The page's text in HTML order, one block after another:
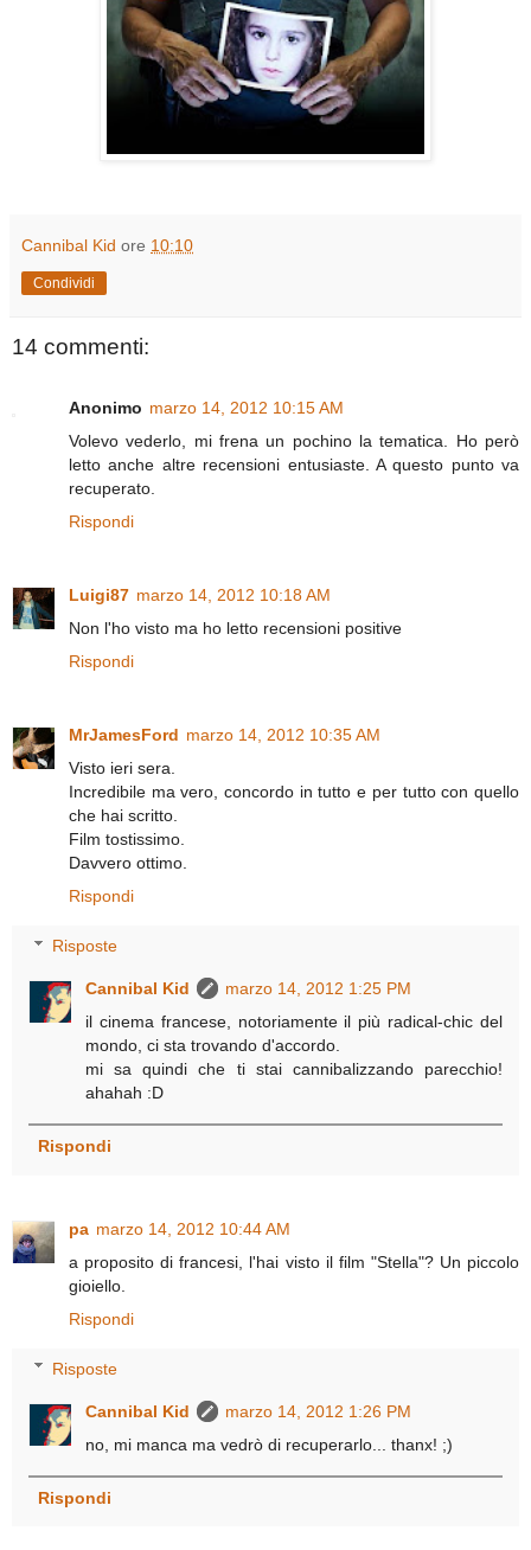
Cannibal Kid ore 10:10
Condividi
14 commenti:
Anonimo marzo 14, 2012 10:15 AM
Volevo vederlo, mi frena un pochino la tematica. Ho però
letto anche altre recensioni entusiaste. A questo punto va
recuperato.
Rispondi
Luigi87 marzo 14, 2012 10:18 AM
Non l'ho visto ma ho letto recensioni positive
Rispondi
MrJamesFord marzo 14, 2012 10:35 AM
Visto ieri sera.
Incredibile ma vero, concordo in tutto e per tutto con quello
che hai scritto.
Film tostissimo.
Davvero ottimo.
Rispondi
Risposte
Cannibal Kid
marzo 14, 2012 1:25 PM
il cinema francese, notoriamente il più radical-chic del
mondo, ci sta trovando d'accordo.
mi sa quindi che ti stai cannibalizzando parecchio!
ahahah :D
Rispondi
pa marzo 14, 2012 10:44 AM
a proposito di francesi, l'hai visto il film "Stella"? Un piccolo
gioiello.
Rispondi
Risposte
Cannibal Kid
marzo 14, 2012 1:26 PM
no, mi manca ma vedrò di recuperarlo... thanx! ;)
Rispondi